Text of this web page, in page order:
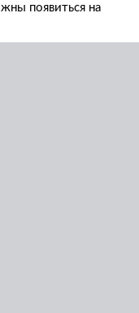
появиться на